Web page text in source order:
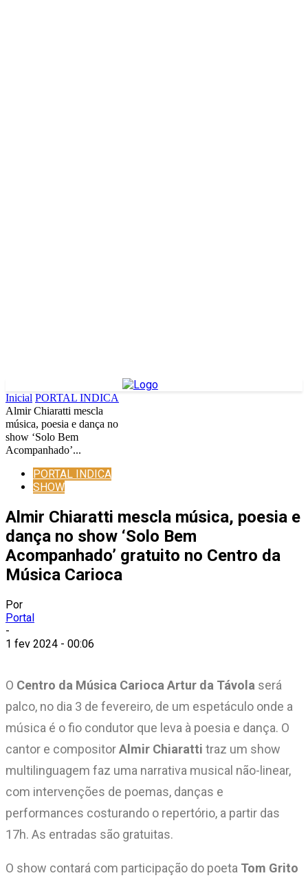
Inicial PORTAL INDICA
Almir Chiaratti mescla
música, poesia e dança no
show ‘Solo Bem
Acompanhado’...
PORTAL INDICA
SHOW
Almir Chiaratti mescla música, poesia e
dança no show ‘Solo Bem
Acompanhado’ gratuito no Centro da
Música Carioca
Por
Portal
-
1 fev 2024 - 00:06
O Centro da Música Carioca Artur da Távola será
palco, no dia 3 de fevereiro, de um espetáculo onde a
música é o fio condutor que leva à poesia e dança. O
cantor e compositorAlmir Chiaratti traz um show
multilinguagem faz uma narrativa musical não-linear,
com intervenções de poemas, danças e
performances costurando o repertório, a partir das
17h. As entradas são gratuitas.
O show contará com participação do poeta Tom Grito